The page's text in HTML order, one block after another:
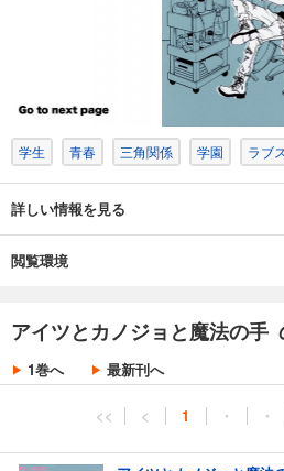
学生 青春 三角関係 学園 ラブ
詳しい情報を見る
閲覧環境
アイツとカノジョと魔法の手
1巻へ 最新刊へ
<< < 1 ・ ・